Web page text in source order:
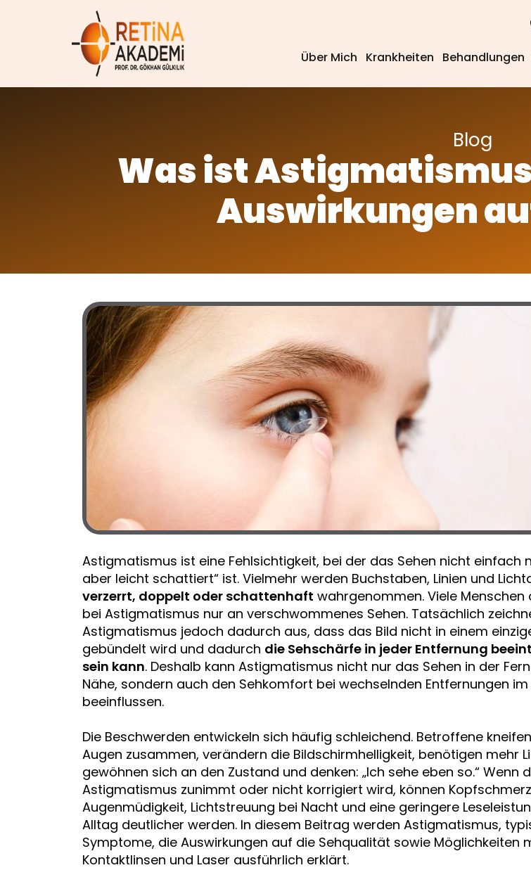
Über Mich
Krankheiten Behandlungen
Blog
Was ist
Auswirkungen
Astigmatismus ist eine Fehlsichtigkeit, bei der das Sehen nicht einfach
aber leicht schattiert“ ist. Vielmehr werden Buchstaben, Linien und
verzerrt, doppelt oder schattenhaft wahrgenommen. Viele Menschen
bei Astigmatismus nur an verschwommenes Sehen. Tatsächlich
Astigmatismus jedoch dadurch aus, dass das Bild nicht in einem
gebündelt wird und dadurch die Sehschärfe in jeder Entfernung
sein kann. Deshalb kann Astigmatismus nicht nur das Sehen in der
Nähe, sondern auch den Sehkomfort bei wechselnden Entfernungen
beeinflussen.
Die Beschwerden entwickeln sich häufig schleichend. Betroffene
Augen zusammen, verändern die Bildschirmhelligkeit, benötigen mehr
gewöhnen sich an den Zustand und denken: „Ich sehe eben so.“ Wenn
Astigmatismus zunimmt oder nicht korrigiert wird, können
Augenmüdigkeit, Lichtstreuung bei Nacht und eine geringere
Alltag deutlicher werden. In diesem Beitrag werden Astigmatismus,
Symptome, die Auswirkungen auf die Sehqualität sowie Möglichkeiten
Kontaktlinsen und Laser ausführlich erklärt.